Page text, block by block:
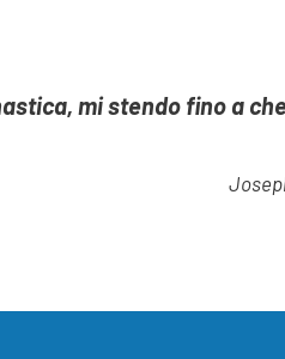
mi stendo fino a